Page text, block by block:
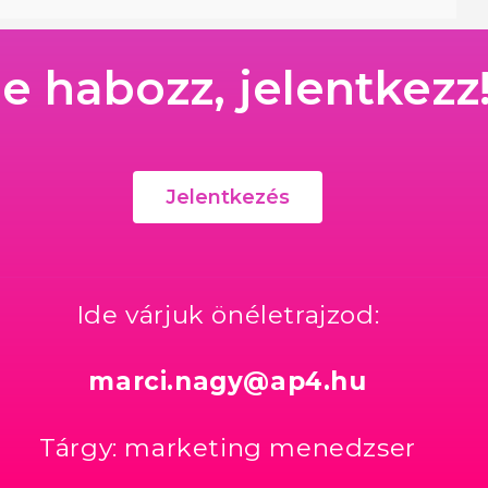
habozz,
Jelentkezés
Ide várjuk önéletrajzod:
marci.nagy@ap4.hu
Tárgy: marketing menedzser